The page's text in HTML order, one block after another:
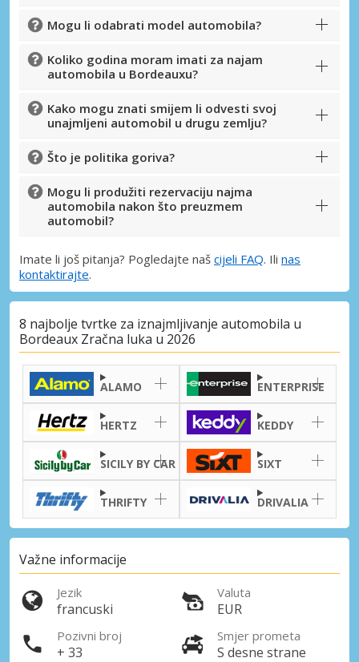
Mogu li odabrati model automobila?
Koliko godina moram imati za najam
automobila u Bordeauxu?
Kako mogu znati smijem li odvesti svoj
unajmljeni automobil u drugu zemlju?
Što je politika goriva?
Mogu li produžiti rezervaciju najma
automobila nakon što preuzmem
automobil?
Imate li još pitanja? Pogledajte naš cijeli FAQ. Ili nas
kontaktirajte.
8 najbolje tvrtke za iznajmljivanje automobila u
Bordeaux Zračna luka u 2026
ALAMO ENTERPRISE
HERTZ KEDDY
SICILY BY CAR SIXT
THRIFTY DRIVALIA
Važne informacije
Jezik
francuski
Valuta
EUR
Pozivni broj
+ 33
Smjer prometa
S desne strane
Posebni popusti
Pristupite ekskluzivnim ponudama naših
dobavljača
Prijava putem eLinka